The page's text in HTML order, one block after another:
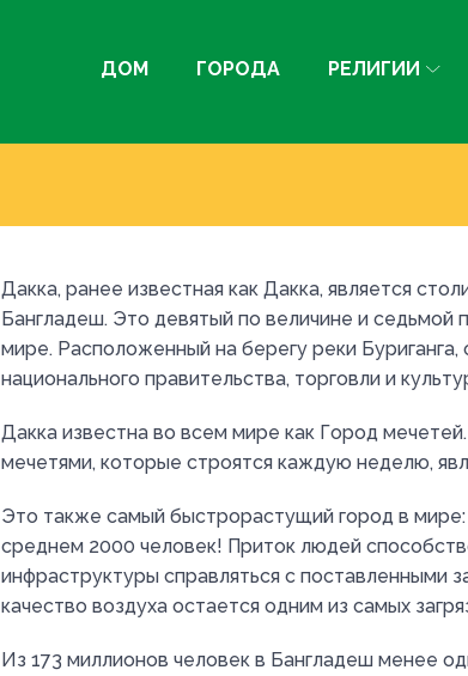
ДОМ ГОРОДА РЕЛИГИИ
Дакка, ранее известная как Дакка, является
Бангладеш. Это девятый по величине и седьмой
мире. Расположенный на берегу реки Буриганга,
национального правительства, торговли и
Дакка известна во всем мире как Город
мечетями, которые строятся каждую неделю,
Это также самый быстрорастущий город в
среднем 2000 человек! Приток людей
инфраструктуры справляться с поставленными
качество воздуха остается одним из самых
Из 173 миллионов человек в Бангладеш менее